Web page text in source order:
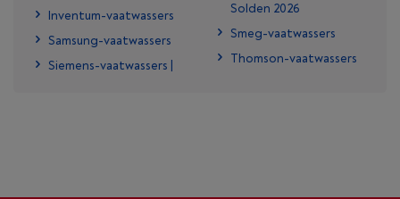
Inventum-vaatwassers
Samsung-vaatwassers
Siemens-vaatwassers |
Solden 2026
Smeg-vaatwassers
Thomson-vaatwassers